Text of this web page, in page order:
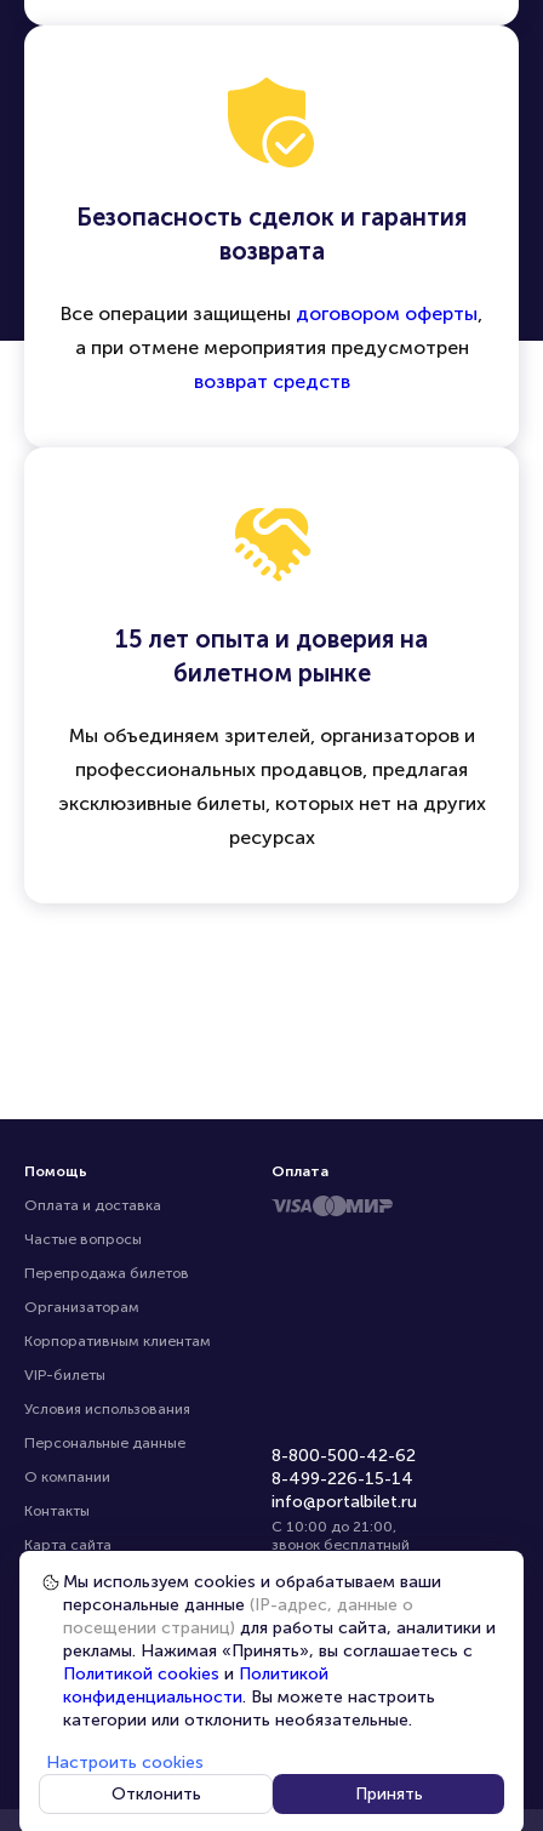
Безопасность сделок и гарантия
возврата
Все операции защищены договором оферты,
а при отмене мероприятия предусмотрен
возврат средств
15 лет опыта и доверия на
билетном рынке
Мы объединяем зрителей, организаторов и
профессиональных продавцов, предлагая
эксклюзивные билеты, которых нет на других
ресурсах
Помощь
Оплата и доставка
Частые вопросы
Перепродажа билетов
Организаторам
Корпоративным клиентам
VIP-билеты
Условия использования
Персональные данные
О компании
Контакты
Карта сайта
Управление cookies
8-800-500-42-62
8-499-226-15-14
info@portalbilet.ru
С 10:00 до 21:00,
звонок бесплатный
Все площадки
Оплата
Главная Санкт-Петербург
© 2020 - 2026 portalbilet.ru Все права защищены
Мы используем cookies и обрабатываем ваши
персональные данные (IP-адрес, данные о
посещении страниц) для работы сайта, аналитики и
рекламы. Нажимая «Принять», вы соглашаетесь с
Политикой cookies и Политикой
конфиденциальности. Вы можете настроить
категории или отклонить необязательные.
Настроить cookies
Отклонить
Принять